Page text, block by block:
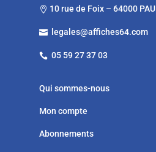
 10 rue de Foix – 64000 PAU
 legales@affiches64.com
 05 59 27 37 03
Qui sommes-nous
Mon compte
Abonnements